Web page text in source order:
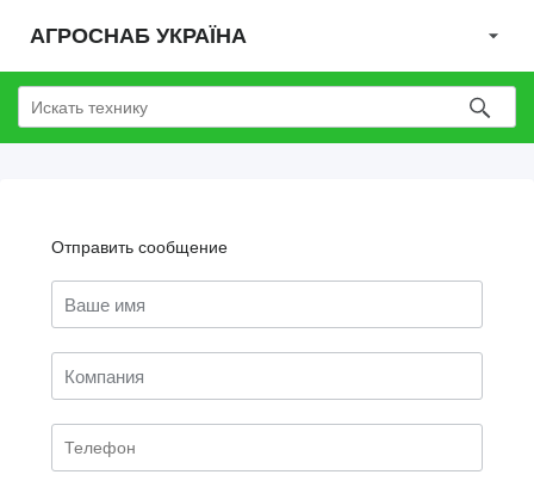
АГРОСНАБ УКРАЇНА
Отправить сообщение